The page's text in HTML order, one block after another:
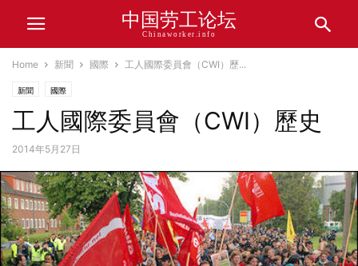
中国劳工论坛
Chinaworker.info
Home 新聞 國際 工人國際委員會（CWI）歷...
新聞 國際
工人國際委員會（CWI）歷史
2014年5月27日